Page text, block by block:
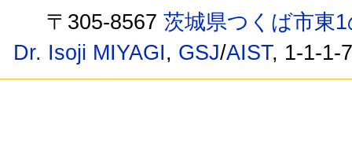
〒305-8567茨城県つくば市東
Dr. Isoji MIYAGI, GSJ/AIST, 1-1-1-